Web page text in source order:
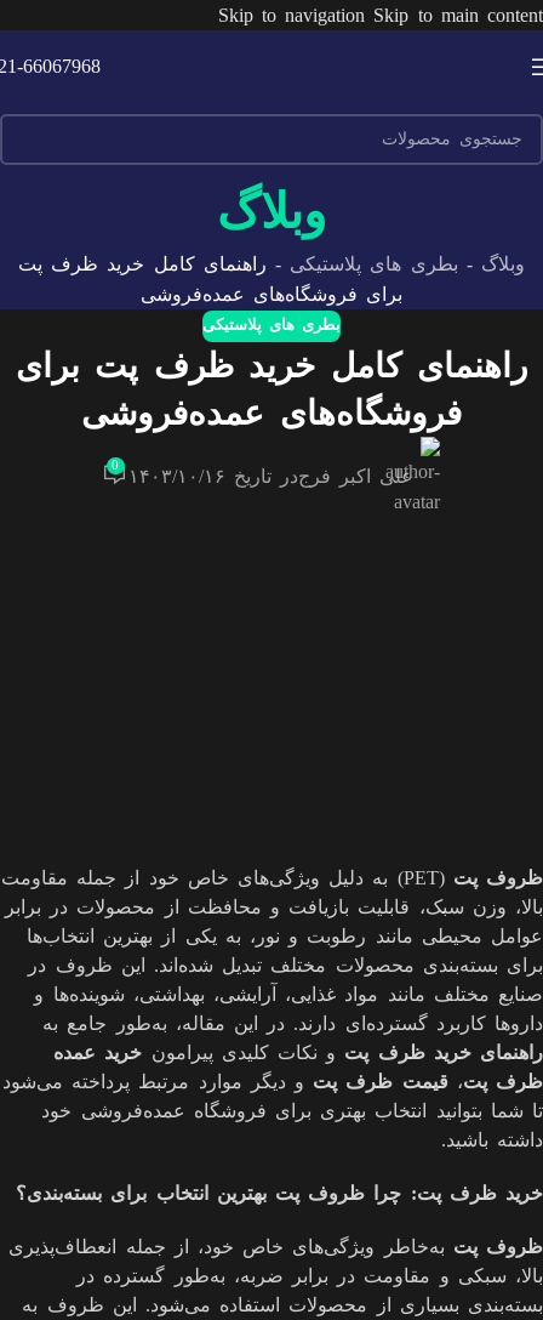
Skip to navigation Skip to main content
66067968
وبلاگ
وبلاگ - بطری های پلاستیکی - راهنمای کامل خرید ظرف پت
برای فروشگاه‌های عمده‌فروشی
بطری های پلاستیکی
راهنمای کامل خرید ظرف پت برای
فروشگاه‌های عمده‌فروشی
علی اکبر فرجدر تاریخ ۱۴۰۳/۱۰/۱۶
0
ظروف پت
(PET) به دلیل ویژگی‌های خاص خود از جمله مقاومت
بالا، وزن سبک، قابلیت بازیافت و محافظت از محصولات در برابر
عوامل محیطی مانند رطوبت و نور، به یکی از بهترین انتخاب‌ها
برای بسته‌بندی محصولات مختلف تبدیل شده‌اند. این ظروف در
صنایع مختلف مانند مواد غذایی، آرایشی، بهداشتی، شوینده‌ها و
داروها کاربرد گسترده‌ای دارند. در این مقاله، به‌طور جامع به
راهنمای خرید ظرف پت و نکات کلیدی پیرامون خرید عمده
ظرف پت، قیمت ظرف پت و دیگر موارد مرتبط پرداخته می‌شود
تا شما بتوانید انتخاب بهتری برای فروشگاه عمده‌فروشی خود
داشته باشید.
خرید ظرف پت: چرا ظروف پت بهترین انتخاب برای بسته‌بندی؟
ظروف پت به‌خاطر ویژگی‌های خاص خود، از جمله انعطاف‌پذیری
بالا، سبکی و مقاومت در برابر ضربه، به‌طور گسترده در
بسته‌بندی بسیاری از محصولات استفاده می‌شود. این ظروف به